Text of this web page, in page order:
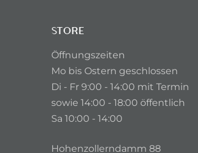
STORE
Öffnungszeiten
Mo bis Ostern geschlossen
Di - Fr 9:00 - 14:00 mit Termin
sowie 14:00 - 18:00 öffentlich
Sa 10:00 - 14:00
Hohenzollerndamm 88